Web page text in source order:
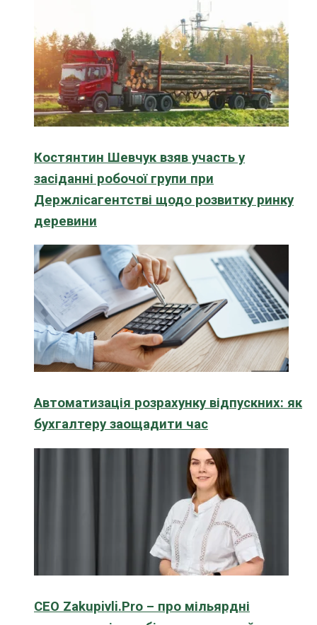
Костянтин Шевчук взяв участь у
засіданні робочої групи при
Держлісагентстві щодо розвитку ринку
деревини
Автоматизація розрахунку відпускних: як
бухгалтеру заощадити час
CEO Zakupivli.Pro – про мільярдні